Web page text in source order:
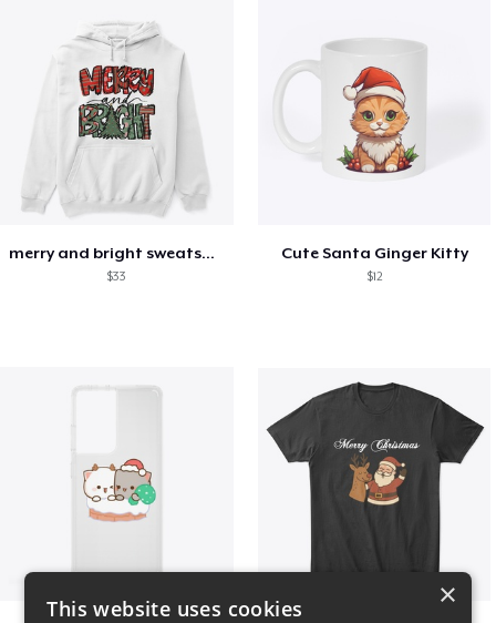
merry and bright sweatshirt christmas
$33
Cute Santa Ginger Kitty
$12
×
This website uses cookies